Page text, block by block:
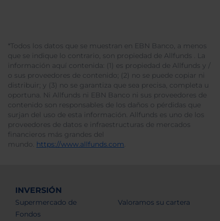
*Todos los datos que se muestran en EBN Banco, a menos
que se indique lo contrario, son propiedad de Allfunds . La
información aquí contenida: (1) es propiedad de Allfunds y /
o sus proveedores de contenido; (2) no se puede copiar ni
distribuir; y (3) no se garantiza que sea precisa, completa u
oportuna. Ni Allfunds ni EBN Banco ni sus proveedores de
contenido son responsables de los daños o pérdidas que
surjan del uso de esta información. Allfunds es uno de los
proveedores de datos e infraestructuras de mercados
financieros más grandes del
mundo. https://www.allfunds.com.
INVERSIÓN
Supermercado de
Fondos
Valoramos su cartera